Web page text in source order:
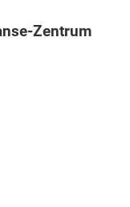
Zentrum